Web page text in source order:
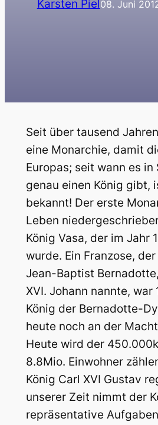
Karsten Piel08. Juni
Seit über tausend
eine Monarchie, damit
Europas; seit wann es in
genau einen König gibt,
bekannt! Der erste
Leben
König Vasa, der im Jahr
wurde. Ein Franzose,
Jean-Baptist
XVI. Johann nannte, war
König der Bernadotte-
heute noch an der
Heute wird der
8.8Mio. Einwohner
König Carl XVI Gustav
unserer Zeit nimmt der
repräsentative